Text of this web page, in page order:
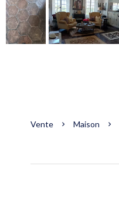
Vente Maison